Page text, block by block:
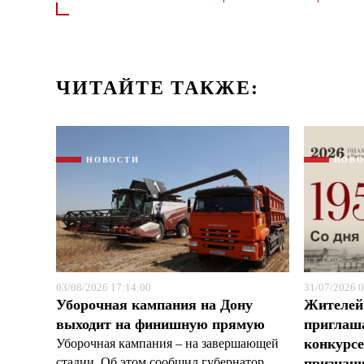
ЧИТАЙТЕ ТАКЖЕ:
НОВОСТИ
03/08/2026 17:14:00
Уборочная кампания на Дону
выходит на финишную прямую
Уборочная кампания – на завершающей
31/07/2026
Жителей